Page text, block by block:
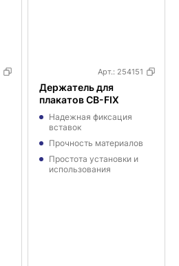
Арт.: 254151
Держатель для
плакатов CB-FIX
Надежная фиксация
вставок
Прочность материалов
Простота установки и
использования